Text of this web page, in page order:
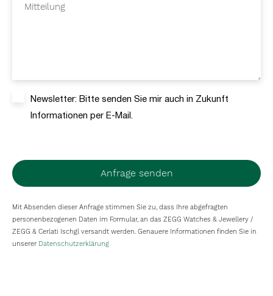
Mitteilung
Newsletter: Bitte senden Sie mir auch in Zukunft
Informationen per E-Mail.
Anfrage senden
Mit Absenden dieser Anfrage stimmen Sie zu, dass Ihre abgefragten
personenbezogenen Daten im Formular, an das ZEGG Watches & Jewellery /
ZEGG & Cerlati Ischgl versandt werden. Genauere Informationen finden Sie in
unserer Datenschutzerklärung